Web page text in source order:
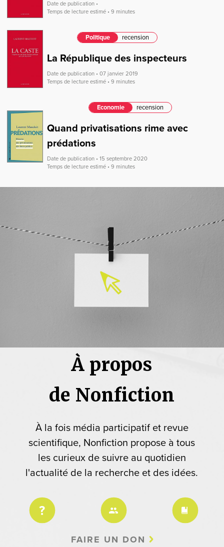
Date de publication •
Temps de lecture estimé • 9 minutes
Politique recension
La République des inspecteurs
Date de publication • 07 janvier 2019
Temps de lecture estimé • 9 minutes
Economie recension
Quand privatisations rime avec
prédations
Date de publication • 15 septembre 2020
Temps de lecture estimé • 9 minutes
À propos
de Nonfiction
À la fois média participatif et revue
scientifique, Nonfiction propose à tous
les curieux de suivre au quotidien
l'actualité de la recherche et des idées.
FAIRE UN DON